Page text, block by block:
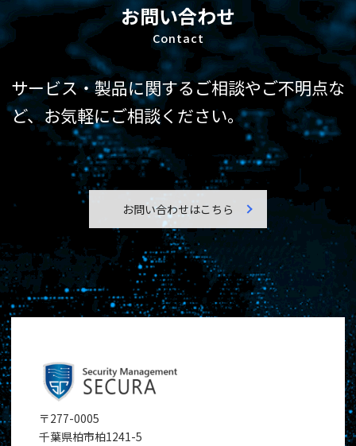
お問い合わせ
Contact
サービス・製品に関するご相談やご不明点な
ど、お気軽にご相談ください。
お問い合わせはこちら
〒277-0005
千葉県柏市柏1241-5